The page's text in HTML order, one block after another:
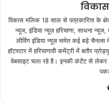
विकास मलिक 18 साल से पत्रकारिता के
न्यूज, इंडिया न्यूज़ हरियाणा, साधना
लीविंग इंडिया न्यूज़ समेत कई बड़े
हॉटस्टार में हरियाणावी कमेंट्री में बतौर
वेबसाइट चला रहे है। इनकी कंटेंट से लेकर